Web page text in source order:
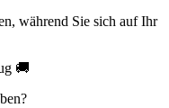
während Sie sich auf Ihr
🚚